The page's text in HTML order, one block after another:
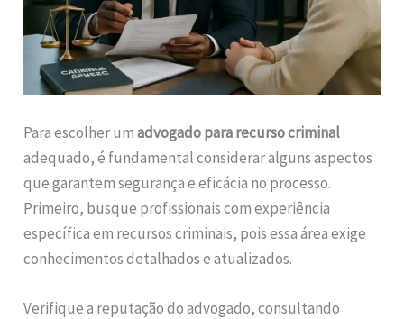
Para escolher umadvogado para recurso criminal
adequado, é fundamental considerar alguns aspectos
que garantem segurança e eficácia no processo.
Primeiro, busque profissionais com experiência
específica em recursos criminais, pois essa área exige
conhecimentos detalhados e atualizados.
Verifique a reputação do advogado, consultando